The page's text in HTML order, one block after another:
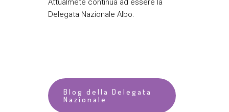
Attualmete continua ad essere la
Delegata Nazionale Albo.
Blog della Delegata
Nazionale